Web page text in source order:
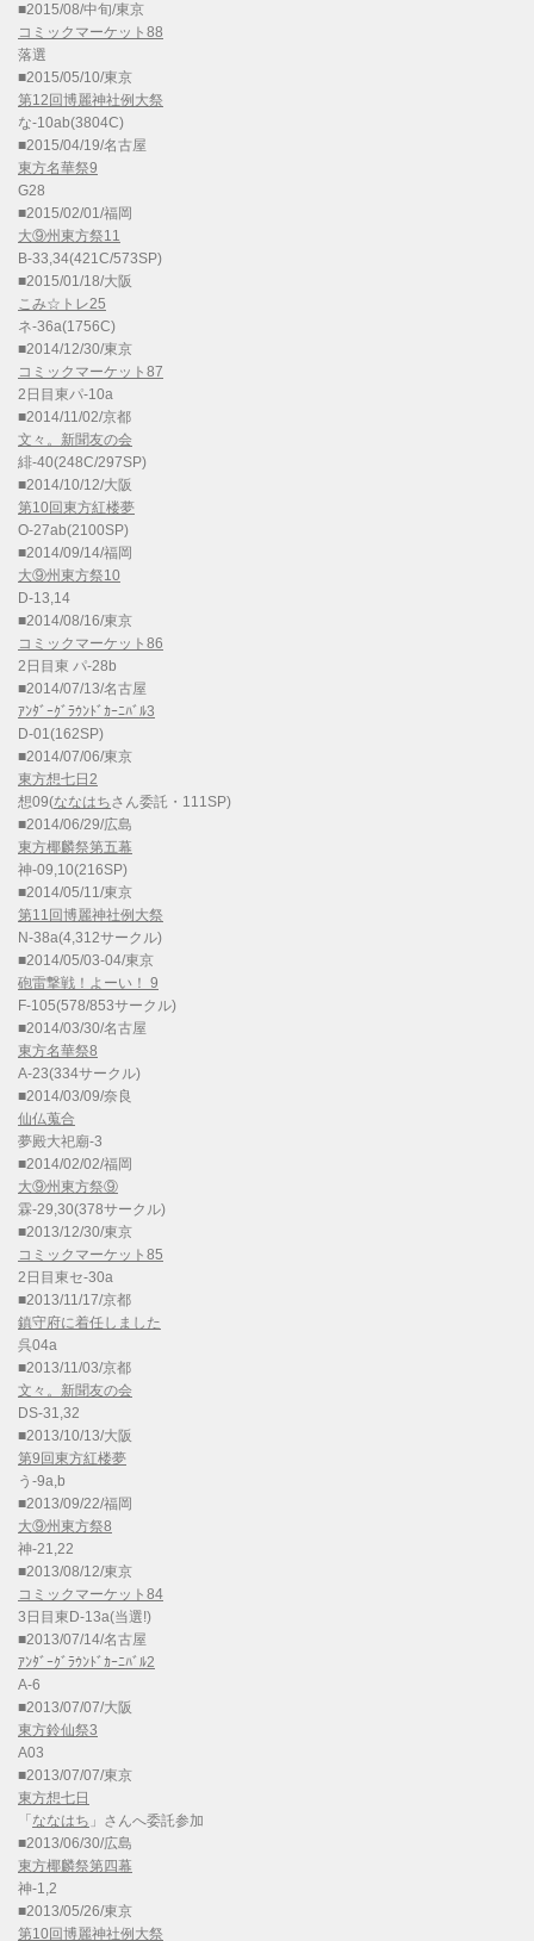
■2015/08/中旬/東京
コミックマーケット88
落選
■2015/05/10/東京
第12回博麗神社例大祭
な-10ab(3804C)
■2015/04/19/名古屋
東方名華祭9
G28
■2015/02/01/福岡
大⑨州東方祭11
B-33,34(421C/573SP)
■2015/01/18/大阪
こみ☆トレ25
ネ-36a(1756C)
■2014/12/30/東京
コミックマーケット87
2日目東パ-10a
■2014/11/02/京都
文々。新聞友の会
緋-40(248C/297SP)
■2014/10/12/大阪
第10回東方紅楼夢
O-27ab(2100SP)
■2014/09/14/福岡
大⑨州東方祭10
D-13,14
■2014/08/16/東京
コミックマーケット86
2日目東 パ-28b
■2014/07/13/名古屋
ｱﾝﾀﾞｰｸﾞﾗｳﾝﾄﾞｶｰﾆﾊﾞﾙ3
D-01(162SP)
■2014/07/06/東京
東方想七日2
想09(ななはちさん委託・111SP)
■2014/06/29/広島
東方椰麟祭第五幕
神-09,10(216SP)
■2014/05/11/東京
第11回博麗神社例大祭
N-38a(4,312サークル)
■2014/05/03-04/東京
砲雷撃戦！よーい！ 9
F-105(578/853サークル)
■2014/03/30/名古屋
東方名華祭8
A-23(334サークル)
■2014/03/09/奈良
仙仏蒐合
夢殿大祀廟-3
■2014/02/02/福岡
大⑨州東方祭⑨
霖-29,30(378サークル)
■2013/12/30/東京
コミックマーケット85
2日目東セ-30a
■2013/11/17/京都
鎮守府に着任しました
呉04a
■2013/11/03/京都
文々。新聞友の会
DS-31,32
■2013/10/13/大阪
第9回東方紅楼夢
う-9a,b
■2013/09/22/福岡
大⑨州東方祭8
神-21,22
■2013/08/12/東京
コミックマーケット84
3日目東D-13a(当選!)
■2013/07/14/名古屋
ｱﾝﾀﾞｰｸﾞﾗｳﾝﾄﾞｶｰﾆﾊﾞﾙ2
A-6
■2013/07/07/大阪
東方鈴仙祭3
A03
■2013/07/07/東京
東方想七日
「 ななはち 」さんへ委託参加
■2013/06/30/広島
東方椰麟祭第四幕
神-1,2
■2013/05/26/東京
第10回博麗神社例大祭